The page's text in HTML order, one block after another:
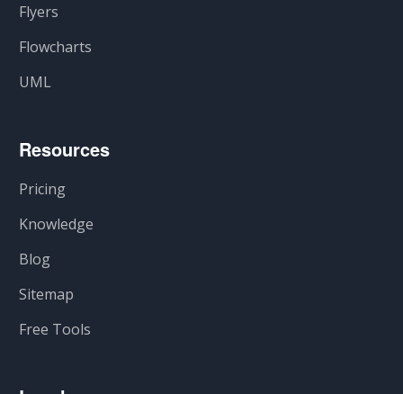
Flyers
Flowcharts
UML
Resources
Pricing
Knowledge
Blog
Sitemap
Free Tools